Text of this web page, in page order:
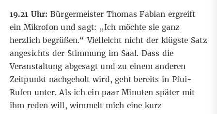
19.21 Uhr: Bürgermeister Thomas Fabian ergreift
ein Mikrofon und sagt: „Ich möchte sie ganz
herzlich begrüßen.“ Vielleicht nicht der klügste Satz
angesichts der Stimmung im Saal. Dass die
Veranstaltung abgesagt und zu einem anderen
Zeitpunkt nachgeholt wird, geht bereits in Pfui-
Rufen unter. Als ich ein paar Minuten später mit
ihm reden will, wimmelt mich eine kurz